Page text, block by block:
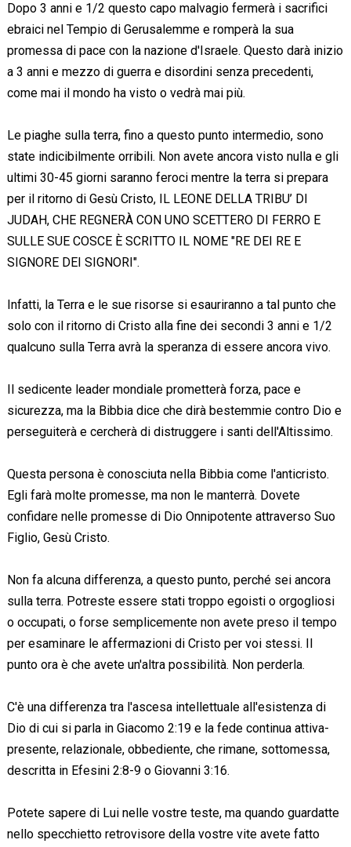
Dopo 3 anni e 1/2 questo capo malvagio fermerà i sacrifici
ebraici nel Tempio di Gerusalemme e romperà la sua
promessa di pace con la nazione d'Israele. Questo darà inizio
a 3 anni e mezzo di guerra e disordini senza precedenti,
come mai il mondo ha visto o vedrà mai più.
Le piaghe sulla terra, fino a questo punto intermedio, sono
state indicibilmente orribili. Non avete ancora visto nulla e gli
ultimi 30-45 giorni saranno feroci mentre la terra si prepara
per il ritorno di Gesù Cristo, IL LEONE DELLA TRIBU’ DI
JUDAH, CHE REGNERÀ CON UNO SCETTERO DI FERRO E
SULLE SUE COSCE È SCRITTO IL NOME "RE DEI RE E
SIGNORE DEI SIGNORI".
Infatti, la Terra e le sue risorse si esauriranno a tal punto che
solo con il ritorno di Cristo alla fine dei secondi 3 anni e 1/2
qualcuno sulla Terra avrà la speranza di essere ancora vivo.
Il sedicente leader mondiale prometterà forza, pace e
sicurezza, ma la Bibbia dice che dirà bestemmie contro Dio e
perseguiterà e cercherà di distruggere i santi dell'Altissimo.
Questa persona è conosciuta nella Bibbia come l'anticristo.
Egli farà molte promesse, ma non le manterrà. Dovete
confidare nelle promesse di Dio Onnipotente attraverso Suo
Figlio, Gesù Cristo.
Non fa alcuna differenza, a questo punto, perché sei ancora
sulla terra. Potreste essere stati troppo egoisti o orgogliosi
o occupati, o forse semplicemente non avete preso il tempo
per esaminare le affermazioni di Cristo per voi stessi. Il
punto ora è che avete un'altra possibilità. Non perderla.
C'è una differenza tra l'ascesa intellettuale all'esistenza di
Dio di cui si parla in Giacomo 2:19 e la fede continua attiva-
presente, relazionale, obbediente, che rimane, sottomessa,
descritta in Efesini 2:8-9 o Giovanni 3:16.
Potete sapere di Lui nelle vostre teste, ma quando guardatte
nello specchietto retrovisore della vostre vite avete fatto